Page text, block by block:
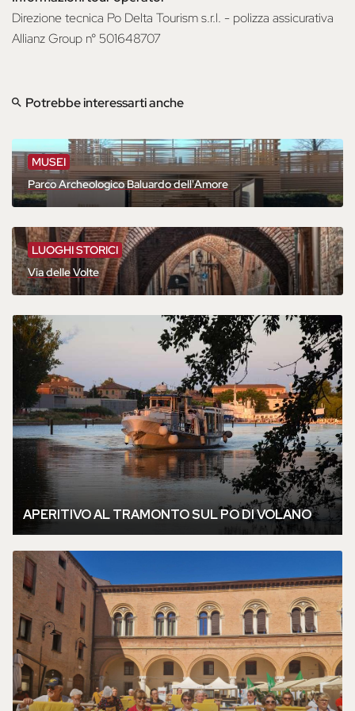
Direzione tecnica Po Delta Tourism s.r.l. - polizza assicurativa
Allianz Group n° 501648707
Potrebbe interessarti anche
MUSEI
Parco Archeologico Baluardo dell'Amore
LUOGHI STORICI
Via delle Volte